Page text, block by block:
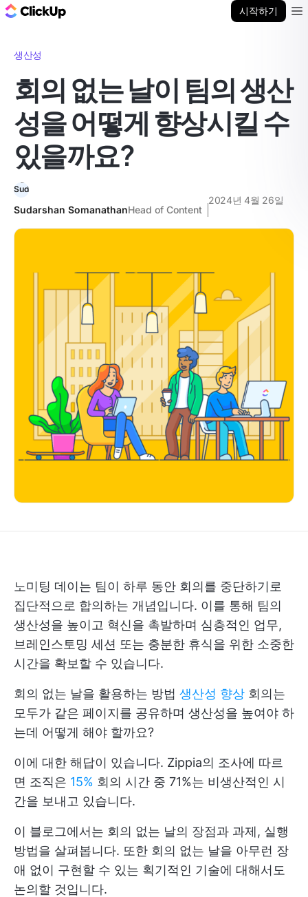
시작하기
생산성
회의 없는 날이 팀의 생산
성을 어떻게 향상시킬 수
있을까요?
Sudarshan SomanathanHead of Content
2024년 4월 26일
노미팅 데이는 팀이 하루 동안 회의를 중단하기로
집단적으로 합의하는 개념입니다. 이를 통해 팀의
생산성을 높이고 혁신을 촉발하며 심층적인 업무,
브레인스토밍 세션 또는 충분한 휴식을 위한 소중한
시간을 확보할 수 있습니다.
회의 없는 날을 활용하는 방법 생산성 향상 회의는
모두가 같은 페이지를 공유하며 생산성을 높여야 하
는데 어떻게 해야 할까요?
이에 대한 해답이 있습니다. Zippia의 조사에 따르
면 조직은 15% 회의 시간 중 71%는 비생산적인 시
간을 보내고 있습니다.
이 블로그에서는 회의 없는 날의 장점과 과제, 실행
방법을 살펴봅니다. 또한 회의 없는 날을 아무런 장
애 없이 구현할 수 있는 획기적인 기술에 대해서도
논의할 것입니다.